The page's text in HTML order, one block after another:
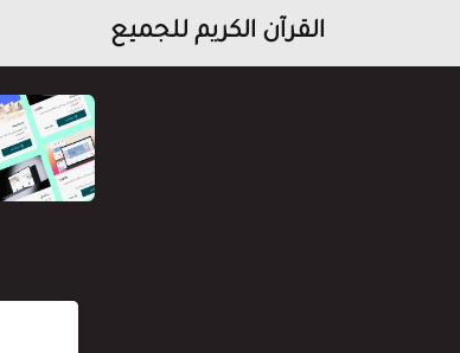
القرآن الكريم للجميع